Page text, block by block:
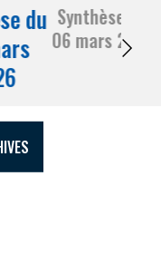
du Synthèse du
06 mars 2026
?
et développez
français ?